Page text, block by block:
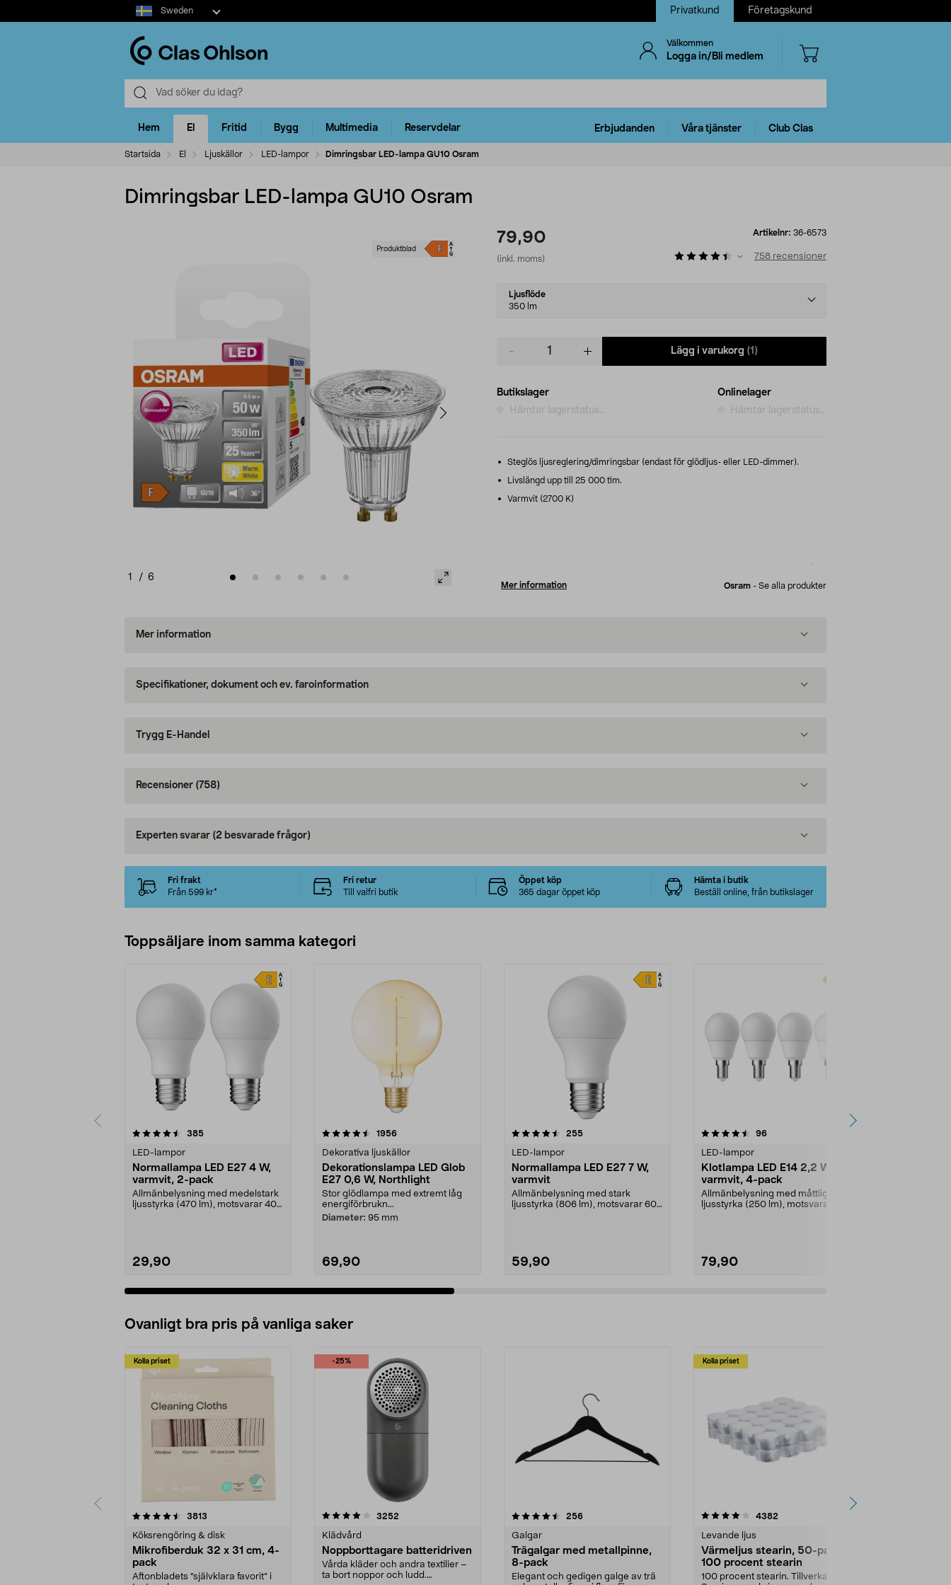
Select
market
Sweden Privatkund Företagskund
Välkommen
Logga in/Bli medlem
Hem El Fritid Bygg Multimedia Reservdelar Erbjudanden Våra tjänster Club Clas
Startsida El Ljuskällor LED-lampor Dimringsbar LED-lampa GU10 Osram
Dimringsbar LED-lampa GU10 Osram
Produktblad
1 / 6
79,90
(inkl. moms)
Artikelnr: 36-6573
758 recensioner
Select
variant
Ljusflöde
350 lm
Lägg i varukorg (1)
Butikslager
Hämtar lagerstatus...
Onlinelager
Hämtar lagerstatus...
Steglös ljusreglering/dimringsbar (endast för glödljus- eller LED-dimmer).
Livslängd upp till 25 000 tim.
Varmvit (2700 K)
Mer information Osram - Se alla produkter
Mer information
Specifikationer, dokument och ev. faroinformation
Trygg E-Handel
Recensioner (758)
Experten svarar (2 besvarade frågor)
Fri frakt
Från 599 kr*
Fri retur
Till valfri butik
Öppet köp
365 dagar öppet köp
Hämta i butik
Beställ online, från butikslager
Toppsäljare inom samma kategori
385recensioner
LED-lampor
Normallampa LED E27 4 W,
varmvit, 2-pack
Allmänbelysning med medelstark
ljusstyrka (470 lm), motsvarar 40
29,90
4.5 av 5 stjärnor 1956recensioner
Dekorativa ljuskällor
Dekorationslampa LED Glob
E27 0,6 W, Northlight
Stor glödlampa med extremt låg
energiförbrukn...
Diameter: 95 mm
69,90
4.5 av 5 stjärnor 255recensioner
LED-lampor
Normallampa LED E27 7 W,
varmvit
Allmänbelysning med stark
ljusstyrka (806 lm), motsvarar 60
59,90
4.5 av 5 stjärnor 96recensioner
LED-lampor
Klotlampa LED E14 2,2 W,
varmvit, 4-pack
Allmänbelysning med måttlig
ljusstyrka (250 lm), motsvarar 25
79,90
4.5 av 5 stjärnor
Ovanligt bra pris på vanliga saker
Kolla priset
3813
Köksrengöring & disk
Mikrofiberduk 32 x 31 cm, 4-
pack
Aftonbladets "självklara favorit” i
-25%
4.0av 5 stjärnor 3252
Klädvård
Noppborttagare batteridriven
Vårda kläder och andra textilier –
ta bort noppor och ludd.
4.5av 5 stjärnor 256recensioner
Galgar
Trägalgar med metallpinne,
8-pack
Elegant och gedigen galge av trä
Kolla priset
4.0av 5 stjärnor 4382
Levande ljus
Värmeljus stearin, 50-pack,
100 procent stearin
100 procent stearin. Tillverkade i
4.5av 5 stjärnor